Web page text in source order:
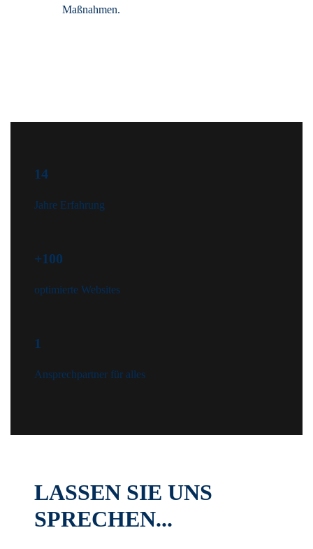
Maßnahmen.
14
Jahre Erfahrung
+100
optimierte Websites
1
Ansprechpartner für alles
LASSEN SIE UNS
SPRECHEN...